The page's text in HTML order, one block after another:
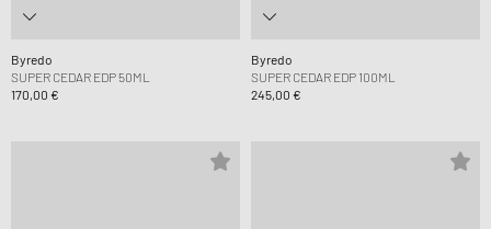
Byredo
SUPER CEDAR EDP 50ML
170,00 €
Byredo
SUPER CEDAR EDP 100ML
245,00 €